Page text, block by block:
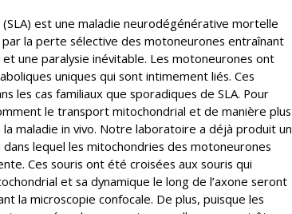
est une maladie neurodégénérative mortelle
la perte sélective des motoneurones entraînant
une paralysie inévitable. Les motoneurones ont
uniques qui sont intimement liés. Ces
les cas familiaux que sporadiques de SLA. Pour
le transport mitochondrial et de manière plus
maladie in vivo. Notre laboratoire a déjà produit un
lequel les mitochondries des motoneurones
Ces souris ont été croisées aux souris qui
et sa dynamique le long de l’axone seront
la microscopie confocale. De plus, puisque les